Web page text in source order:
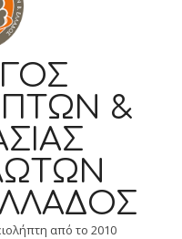
&
από το 2010